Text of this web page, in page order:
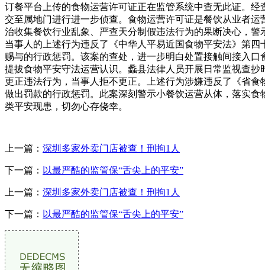
订餐平台上传的食物运营许可证正在监管系统中查无此证。
交至属地门进行进一步侦查。食物运营许可证是餐饮从业者
治收集餐饮行业乱象、严查天分制假违法行为的果断决心，
当事人的上述行为违反了《中华人平易近国食物平安法》第
赐与的行政惩罚。该案的查处，进一步明白处置接触间接入
提拔食物平安守法运营认识。蠡县法律人员开展日常监视查
更正违法行为，当事人拒不更正。上述行为涉嫌违反了《省
做出罚款的行政惩罚。此案深刻警示小餐饮运营从体，落实
类平安现患，切勿心存侥幸。
上一篇： 深圳多家外卖门店被查！刑拘1人
下一篇： 以最严酷的监管保“舌尖上的平安”
上一篇： 深圳多家外卖门店被查！刑拘1人
下一篇： 以最严酷的监管保“舌尖上的平安”